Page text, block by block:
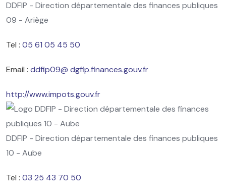
DDFIP - Direction départementale des finances publiques
09 - Ariège
Tel : 05 61 05 45 50
Email : ddfip09@ dgfip.finances.gouv.fr
http://www.impots.gouv.fr
DDFIP - Direction départementale des finances publiques
10 - Aube
Tel : 03 25 43 70 50